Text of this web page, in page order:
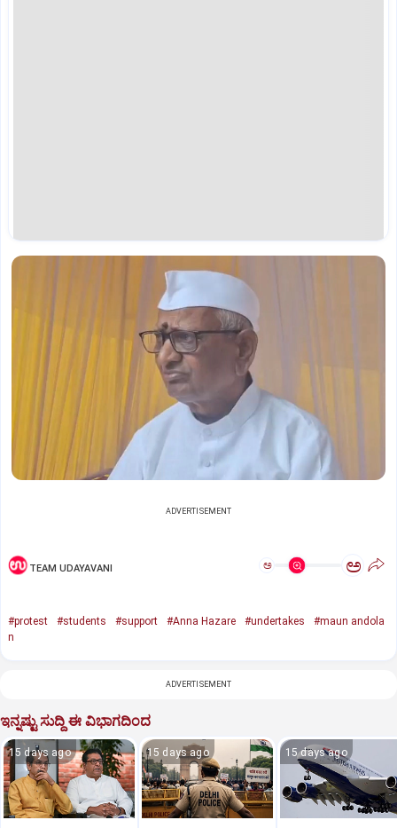
ADVERTISEMENT
TEAM UDAYAVANI ಅ ಅ
#protest #students #support #Anna Hazare #undertakes
#maun andola
n
ADVERTISEMENT
ಇನ್ನಷ್ಟು ಸುದ್ದಿ ಈ ವಿಭಾಗದಿಂದ
15 days ago 15 days ago 15 days ago